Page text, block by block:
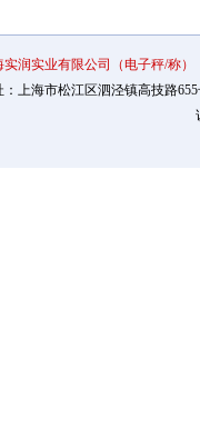
实润实业有限公司（电子秤/称）
上海市松江区泗泾镇高技路655